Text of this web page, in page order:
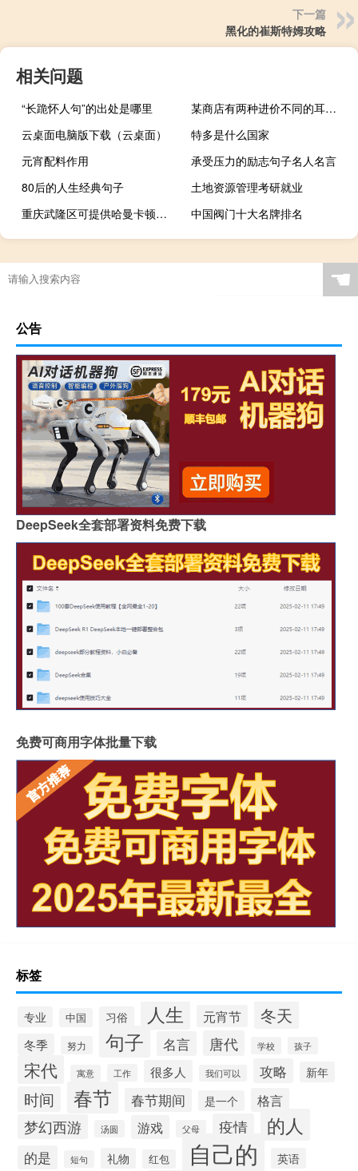
下一篇
黑化的崔斯特姆攻略
相关问题
“长跪怀人句”的出处是哪里
某商店有两种进价不同的耳机（某商店有两种书包）
云桌面电脑版下载（云桌面）
特多是什么国家
元宵配料作用
承受压力的励志句子名人名言
80后的人生经典句子
土地资源管理考研就业
重庆武隆区可提供哈曼卡顿家庭影院维修服务地址在哪
中国阀门十大名牌排名
☚
公告
DeepSeek全套部署资料免费下载
免费可商用字体批量下载
标签
专业 中国 习俗 人生 元宵节 冬天
冬季 努力 句子 名言 唐代 学校 孩子
宋代 寓意 工作 很多人 我们可以 攻略 新年
时间 春节 春节期间 是一个 格言
梦幻西游 汤圆 游戏 父母 疫情 的人
的是 短句 礼物 红包 自己的 英语